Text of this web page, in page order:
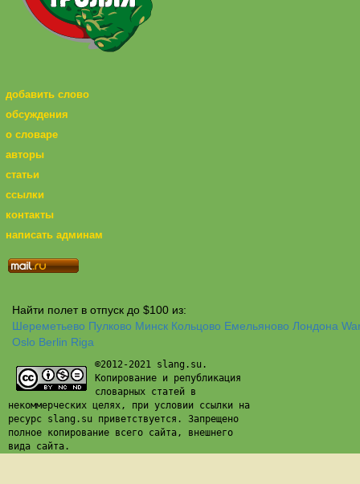
добавить слово
обсуждения
о словаре
авторы
статьи
ссылки
контакты
написать админам
Найти полет в отпуск до $100 из:
Шереметьево Пулково Минск Кольцово Емельяново Лондона
Oslo Berlin Riga
©2012-2021 slang.su.
Копирование и републикация
словарных статей в
некоммерческих целях, при условии ссылки на
ресурс slang.su приветствуется. Запрещено
полное копирование всего сайта, внешнего
вида сайта.